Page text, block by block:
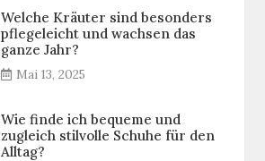
Welche Kräuter sind besonders
pflegeleicht und wachsen das
ganze Jahr?
Mai 13, 2025
Wie finde ich bequeme und
zugleich stilvolle Schuhe für den
Alltag?